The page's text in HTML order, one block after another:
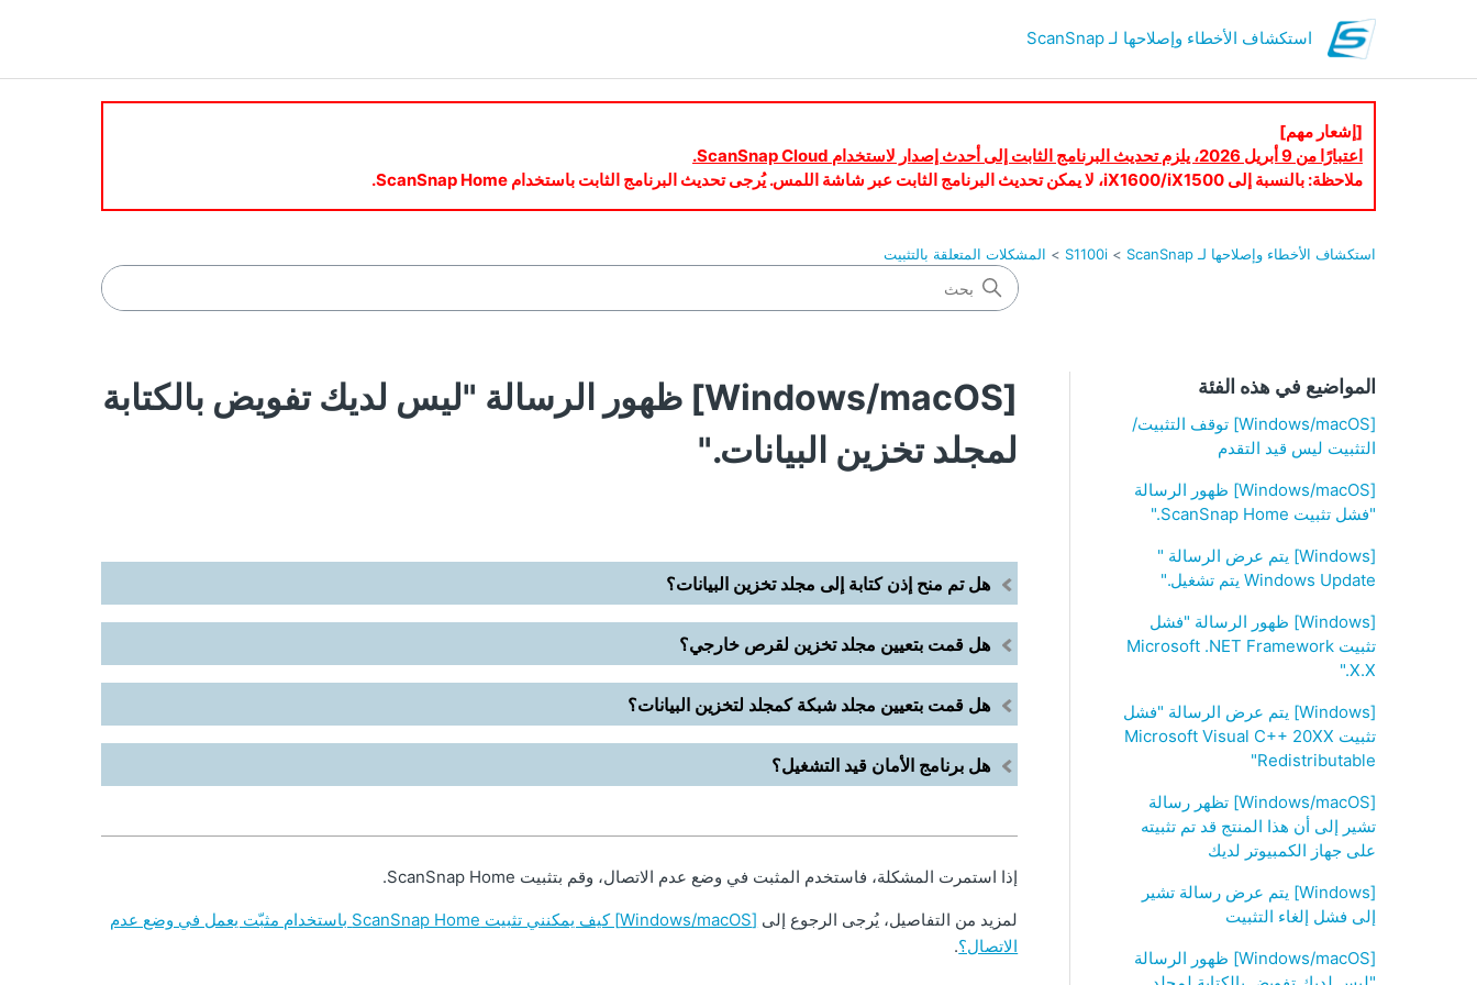
استكشاف الأخطاء وإصلاحها لـ ScanSnap
[إشعار مهم]
اعتبارًا من 9 أبريل 2026، يلزم تحديث البرنامج الثابت إلى أحدث إصدار لاستخدام ScanSnap Cloud.
ملاحظة: بالنسبة إلى iX1600/iX1500، لا يمكن تحديث البرنامج الثابت عبر شاشة اللمس. يُرجى تحديث البرنامج الثابت باستخدام ScanSnap Home.
استكشاف الأخطاء وإصلاحها لـ ScanSnap S1100i المشكلات المتعلقة بالتثبيت
المواضيع في هذه الفئة
[Windows/macOS] توقف التثبيت/
التثبيت ليس قيد التقدم
[Windows/macOS] ظهور الرسالة
"فشل تثبيت ScanSnap Home‏."
[Windows] يتم عرض الرسالة "‏
Windows Update ‏يتم تشغيل."
[Windows] ظهور الرسالة "فشل
تثبيت Microsoft .NET Framework
X.X.‏"‎
[Windows] يتم عرض الرسالة "فشل
تثبيت Microsoft Visual C++ 20XX
Redistributable"
[Windows/macOS] تظهر رسالة
تشير إلى أن هذا المنتج قد تم تثبيته
على جهاز الكمبيوتر لديك
[Windows] يتم عرض رسالة تشير
إلى فشل إلغاء التثبيت
[Windows/macOS] ظهور الرسالة
[Windows/macOS] ظهور الرسالة "ليس لديك تفويض بالكتابة
لمجلد تخزين البيانات."
هل تم منح إذن كتابة إلى مجلد تخزين البيانات؟
هل قمت بتعيين مجلد تخزين لقرص خارجي؟
هل قمت بتعيين مجلد شبكة كمجلد لتخزين البيانات؟
هل برنامج الأمان قيد التشغيل؟
إذا استمرت المشكلة، فاستخدم المثبت في وضع عدم الاتصال، وقم بتثبيت ScanSnap Home.
لمزيد من التفاصيل، يُرجى الرجوع إلى
[Windows/macOS] كيف يمكنني تثبيت ScanSnap Home باستخدام مثبّت يعمل في وضع عدم
الاتصال؟.